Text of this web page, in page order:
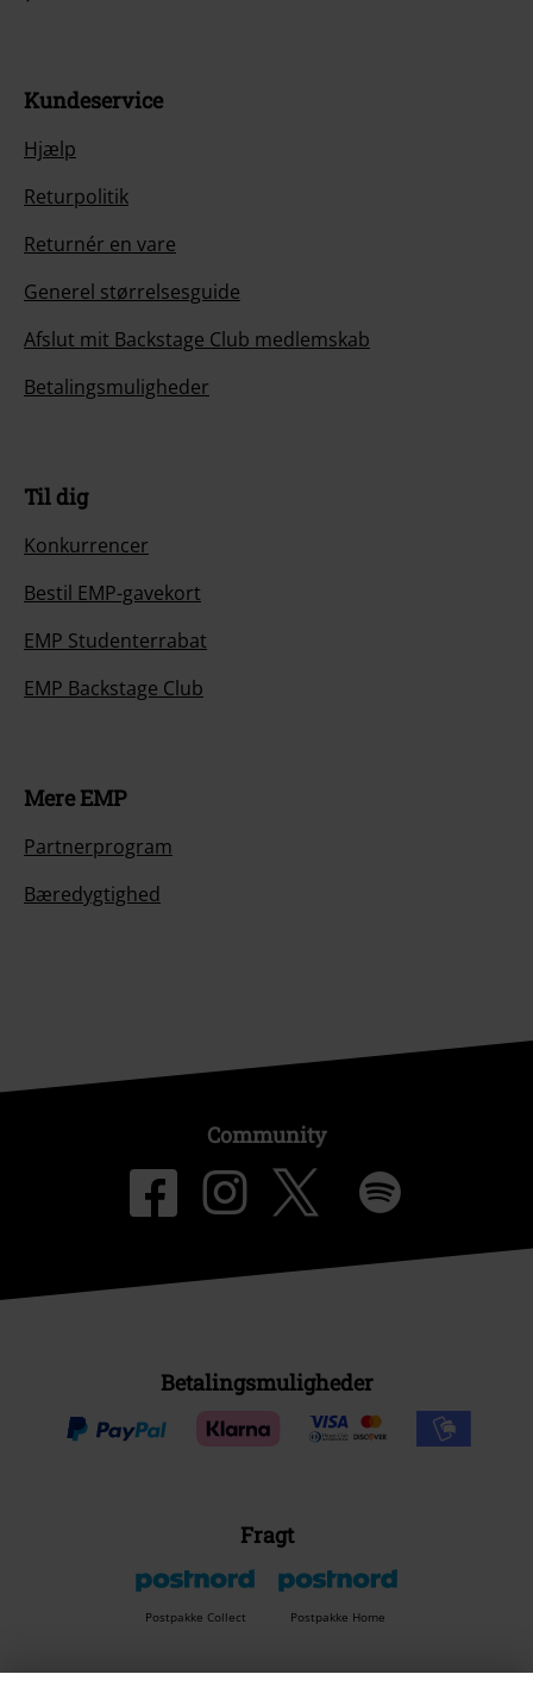
Kundeservice
Hjælp
Returpolitik
Returnér en vare
Generel størrelsesguide
Afslut mit Backstage Club medlemskab
Betalingsmuligheder
Til dig
Konkurrencer
Bestil EMP-gavekort
EMP Studenterrabat
EMP Backstage Club
Mere EMP
Partnerprogram
Bæredygtighed
Community
Betalingsmuligheder
Fragt
Postpakke Collect Postpakke Home